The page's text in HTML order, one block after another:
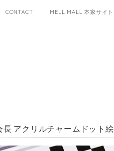
CONTACT MELL MALL 本家サイト
アクリルチャームドット絵